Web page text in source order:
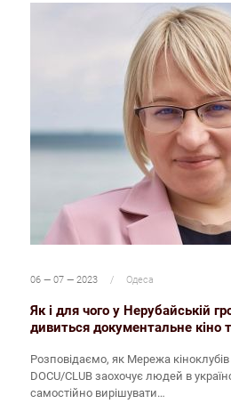
06 — 07 — 2023 / Одеса
Як і для чого у Нерубайській
дивиться документальне кіно
Розповідаємо, як Мережа
DOCU/CLUB заохочує людей в
самостійно вирішувати…